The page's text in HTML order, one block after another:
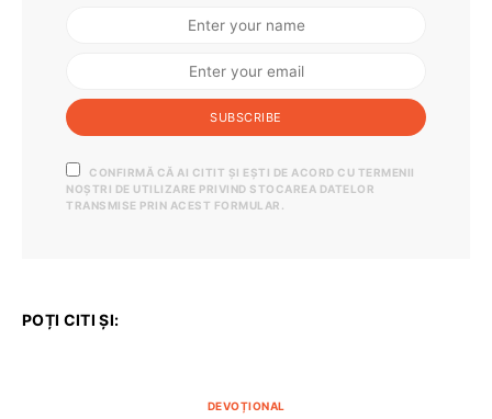
SUBSCRIBE
CONFIRMĂ CĂ AI CITIT ȘI EȘTI DE ACORD CU TERMENII
NOȘTRI DE UTILIZARE PRIVIND STOCAREA DATELOR
TRANSMISE PRIN ACEST FORMULAR.
POȚI CITI ȘI:
DEVOȚIONAL